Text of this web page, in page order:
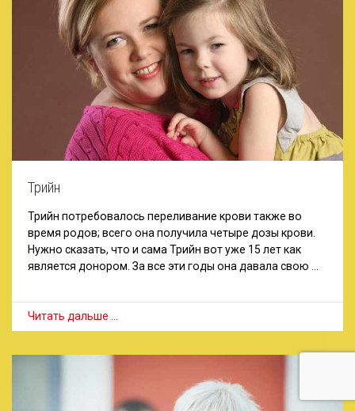
Трийн
Трийн потребовалось переливание крови также во
время родов; всего она получила четыре дозы крови.
Нужно сказать, что и сама Трийн вот уже 15 лет как
является донором. За все эти годы она давала свою …
Читать дальше …